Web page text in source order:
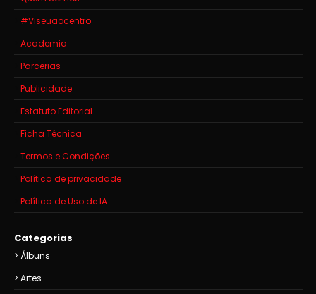
#Viseuaocentro
Academia
Parcerias
Publicidade
Estatuto Editorial
Ficha Técnica
Termos e Condições
Política de privacidade
Política de Uso de IA
Categorias
Álbuns
Artes